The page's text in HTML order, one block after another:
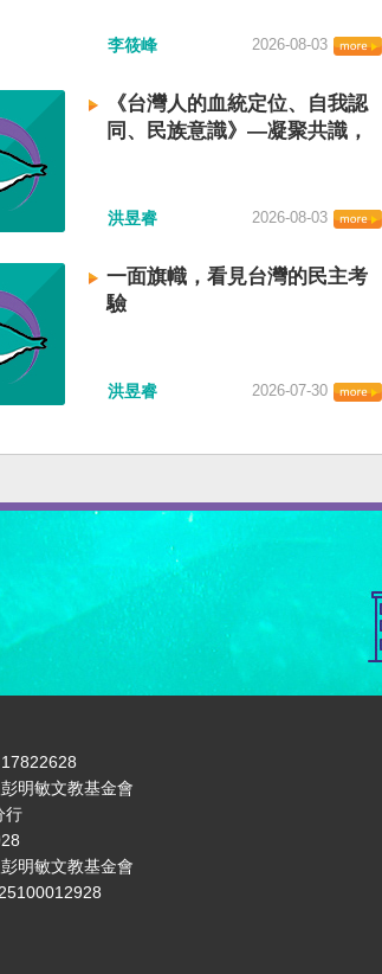
李筱峰 2026-08-03
《台灣人的血統定位、自我認
同、民族意識》—凝聚共識，
洪昱睿 2026-08-03
一面旗幟，看見台灣的民主考
驗
洪昱睿 2026-07-30
明敏文教基金會
行
明敏文教基金會